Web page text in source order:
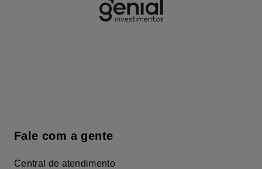
Fale com a gente
Central de atendimento